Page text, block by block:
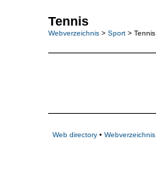
Tennis
Webverzeichnis > Sport > Tennis
Web directory • Webverzeichnis